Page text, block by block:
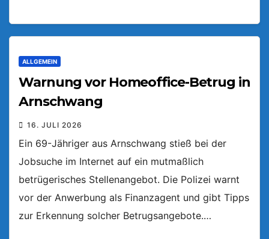
ALLGEMEIN
Warnung vor Homeoffice-Betrug in
Arnschwang
16. JULI 2026
Ein 69-Jähriger aus Arnschwang stieß bei der
Jobsuche im Internet auf ein mutmaßlich
betrügerisches Stellenangebot. Die Polizei warnt
vor der Anwerbung als Finanzagent und gibt Tipps
zur Erkennung solcher Betrugsangebote.…